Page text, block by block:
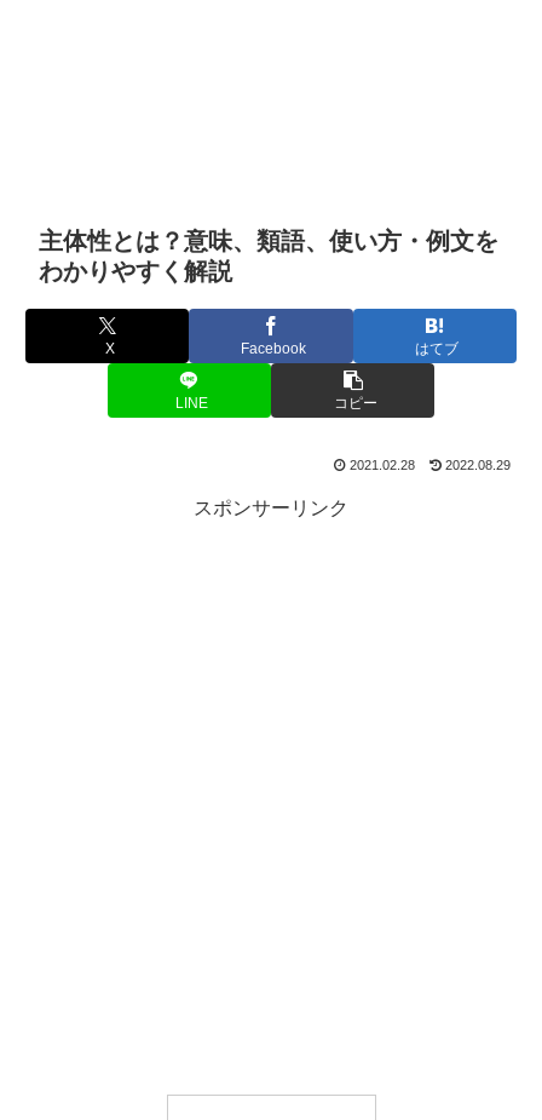
主体性とは？意味、類語、使い方・例文を
わかりやすく解説
X Facebook はてブ
LINE コピー
2021.02.28 2022.08.29
スポンサーリンク